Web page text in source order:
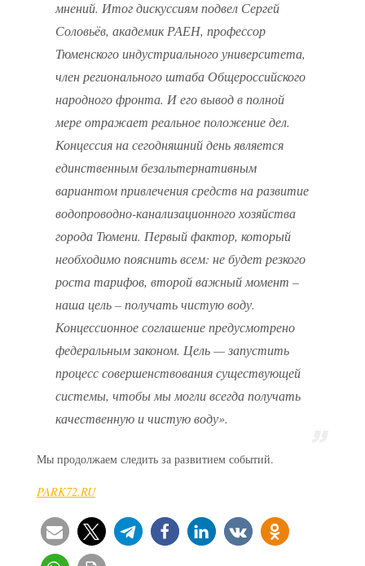
мнений. Итог дискуссиям подвел Сергей
Соловьёв, академик РАЕН, профессор
Тюменского индустриального университета,
член регионального штаба Общероссийского
народного фронта. И его вывод в полной
мере отражает реальное положение дел.
Концессия на сегодняшний день является
единственным безальтернативным
вариантом привлечения средств на развитие
водопроводно-канализационного хозяйства
города Тюмени. Первый фактор, который
необходимо пояснить всем: не будет резкого
роста тарифов, второй важный момент –
наша цель – получать чистую воду.
Концессионное соглашение предусмотрено
федеральным законом. Цель — запустить
процесс совершенствования существующей
системы, чтобы мы могли всегда получать
качественную и чистую воду».
Мы продолжаем следить за развитием событий.
PARK72.RU